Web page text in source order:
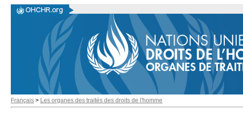
Français > Les organes des traités des droits de l'homme